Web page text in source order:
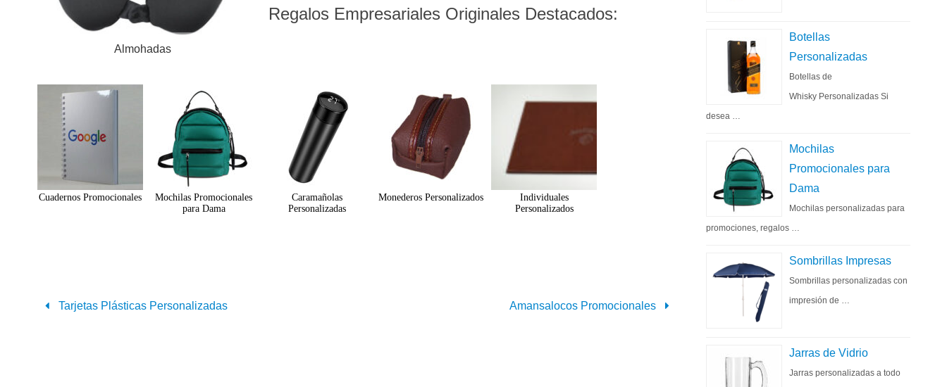
Almohadas
Regalos Empresariales Originales Destacados:
Cuadernos Promocionales
Mochilas Promocionales
para Dama
Caramañolas
Personalizadas
Monederos Personalizados
Individuales
Personalizados
Tarjetas Plásticas Personalizadas Amansalocos Promocionales
Botellas
Personalizadas
Botellas de
Whisky Personalizadas Si
desea …
Mochilas
Promocionales para
Dama
Mochilas personalizadas para
promociones, regalos …
Sombrillas Impresas
Sombrillas personalizadas con
impresión de …
Jarras de Vidrio
Jarras personalizadas a todo